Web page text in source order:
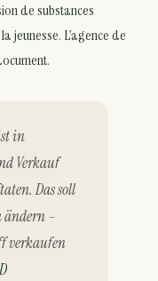
de substances
jeunesse. L’agence de
in
Verkauf
Das soll
ändern –
verkaufen